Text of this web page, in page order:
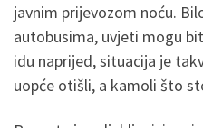
javnim prijevozom noću.
autobusima, uvjeti mogu
idu naprijed, situacija je
uopće otišli, a kamoli što